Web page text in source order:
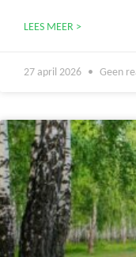
LEES MEER >
27 april 2026 Geen